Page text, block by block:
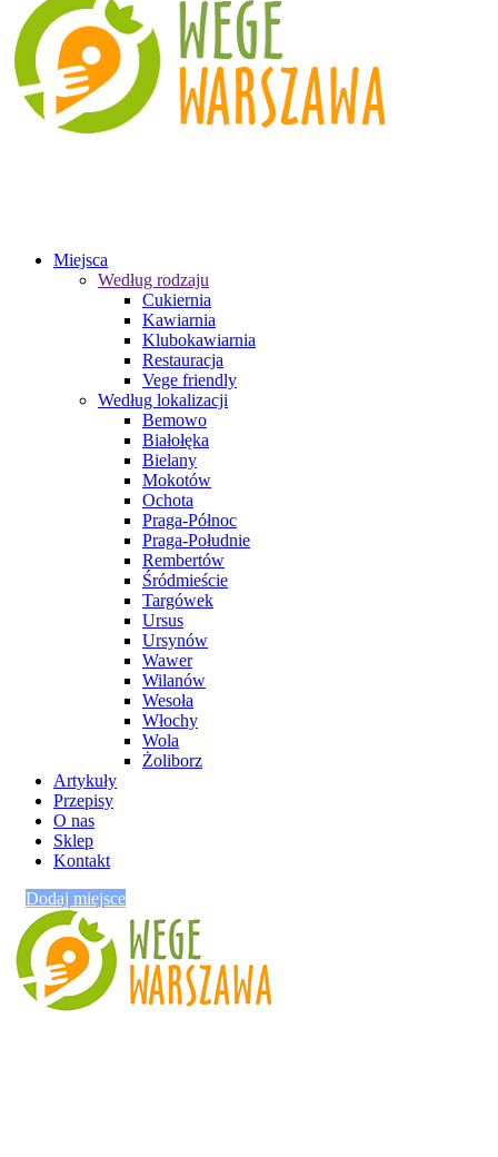
Miejsca
Według rodzaju
Cukiernia
Kawiarnia
Klubokawiarnia
Restauracja
Vege friendly
Według lokalizacji
Bemowo
Białołęka
Bielany
Mokotów
Ochota
Praga-Północ
Praga-Południe
Rembertów
Śródmieście
Targówek
Ursus
Ursynów
Wawer
Wilanów
Wesoła
Włochy
Wola
Żoliborz
Artykuły
Przepisy
O nas
Sklep
Kontakt
Dodaj miejsce